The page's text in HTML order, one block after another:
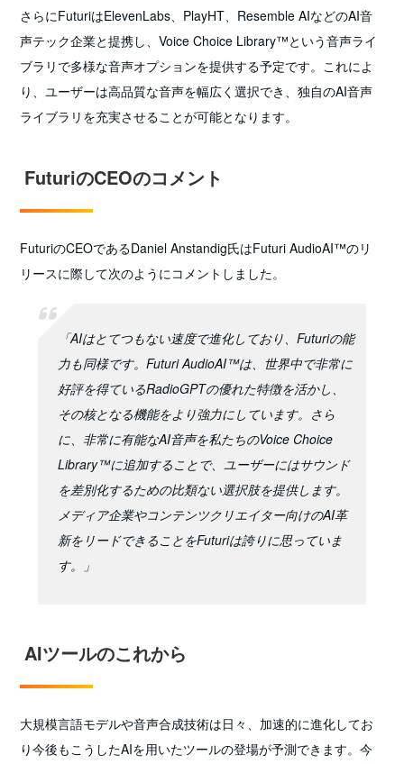
さらにFuturiはElevenLabs、PlayHT、Resemble AIなどのAI音
声テック企業と提携し、Voice Choice Library™という音声ライ
ブラリで多様な音声オプションを提供する予定です。これによ
り、ユーザーは高品質な音声を幅広く選択でき、独自のAI音声
ライブラリを充実させることが可能となります。
FuturiのCEOのコメント
FuturiのCEOであるDaniel Anstandig氏はFuturi AudioAI™のリ
リースに際して次のようにコメントしました。
「AIはとてつもない速度で進化しており、Futuriの能
力も同様です。Futuri AudioAI™は、世界中で非常に
好評を得ているRadioGPTの優れた特徴を活かし、
その核となる機能をより強力にしています。さら
に、非常に有能なAI音声を私たちのVoice Choice
Library™に追加することで、ユーザーにはサウンド
を差別化するための比類ない選択肢を提供します。
メディア企業やコンテンツクリエイター向けのAI革
新をリードできることをFuturiは誇りに思っていま
す。」
AIツールのこれから
大規模言語モデルや音声合成技術は日々、加速的に進化してお
り今後もこうしたAIを用いたツールの登場が予測できます。今